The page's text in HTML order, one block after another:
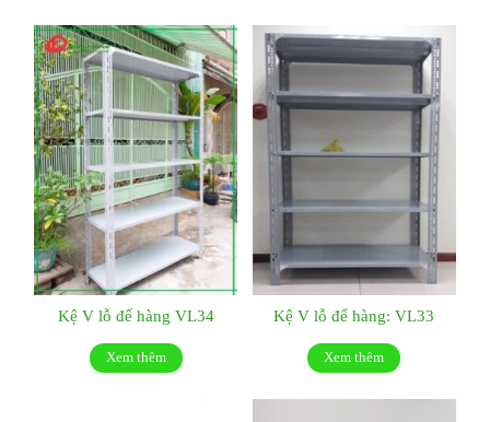
Kệ V lỗ để hàng VL34
Xem thêm
Kệ V lỗ để hàng: VL33
Xem thêm